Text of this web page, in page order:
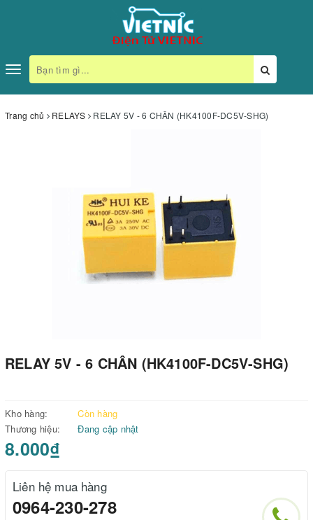
Toggle
navigation
Trang chủ RELAYS RELAY 5V - 6 CHÂN (HK4100F-DC5V-SHG)
RELAY 5V - 6 CHÂN (HK4100F-DC5V-SHG)
Kho hàng:
Còn hàng
Thương hiệu:
Đang cập nhật
8.000₫
Liên hệ mua hàng
0964-230-278